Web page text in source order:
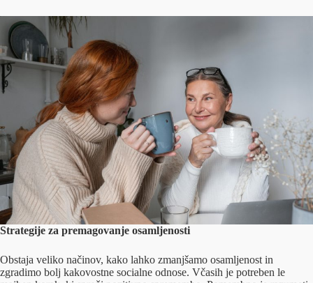
Strategije za premagovanje osamljenosti
Obstaja veliko načinov, kako lahko zmanjšamo osamljenost in
zgradimo bolj kakovostne socialne odnose. Včasih je potreben le